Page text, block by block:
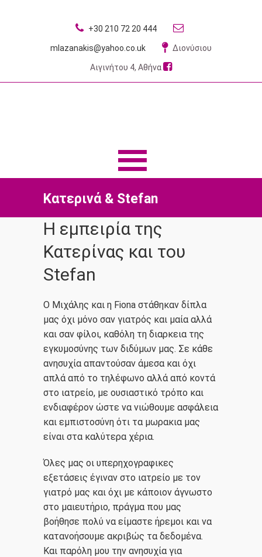
+30 210 72 20 444
mlazanakis@yahoo.co.uk Διονύσιου
Αιγινήτου 4, Αθήνα
Κατερινά & Stefan
Η εμπειρία της
Κατερίνας και του
Stefan
Ο Μιχάλης και η Fiona στάθηκαν δίπλα
μας όχι μόνο σαν γιατρός και μαία αλλά
και σαν φίλοι, καθόλη τη διαρκεια της
εγκυμοσύνης των διδύμων μας. Σε κάθε
ανησυχία απαντούσαν άμεσα και όχι
απλά από το τηλέφωνο αλλά από κοντά
στο ιατρείο, με ουσιαστικό τρόπο και
ενδιαφέρον ώστε να νιώθουμε ασφάλεια
και εμπιστοσύνη ότι τα μωρακια μας
είναι στα καλύτερα χέρια.
Όλες μας οι υπερηχογραφικες
εξετάσεις έγιναν στο ιατρείο με τον
γιατρό μας και όχι με κάποιον άγνωστο
στο μαιευτήριο, πράγμα που μας
βοήθησε πολύ να είμαστε ήρεμοι και να
κατανοήσουμε ακριβώς τα δεδομένα.
Και παρόλη μου την ανησυχία για